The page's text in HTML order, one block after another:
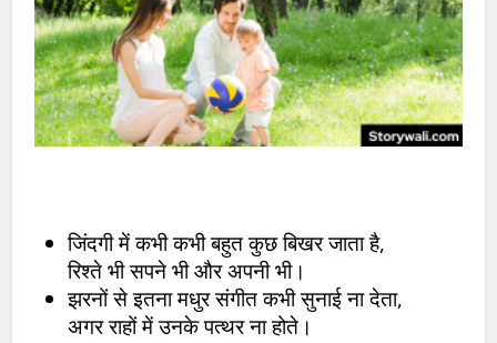
जिंदगी में कभी कभी बहुत कुछ बिखर जाता है,
रिश्ते भी सपने भी और अपनी भी।
झरनों से इतना मधुर संगीत कभी सुनाई ना देता,
अगर राहों में उनके पत्थर ना होते।